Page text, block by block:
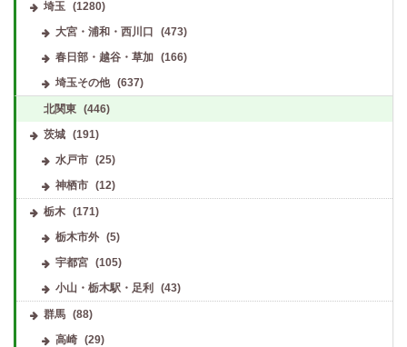
埼玉 (1280)
大宮・浦和・西川口
(473)
春日部・越谷・草加
(166)
埼玉その他
(637)
北関東 (446)
茨城 (191)
水戸市
(25)
神栖市
(12)
栃木 (171)
栃木市外
(5)
宇都宮
(105)
小山・栃木駅・足利
(43)
群馬 (88)
高崎
(29)